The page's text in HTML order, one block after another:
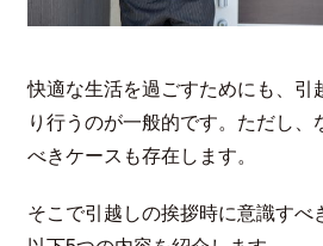
快適な生活を過ごすためにも、引
り行うのが一般的です。ただし、
べきケースも存在します。
そこで引越しの挨拶時に意識すべ